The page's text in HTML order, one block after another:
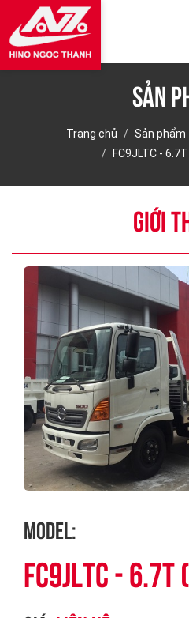
Sản
Trang chủ Sản phẩm
FC9JLTC -
GIỚI
Model:
FC9JLTC -